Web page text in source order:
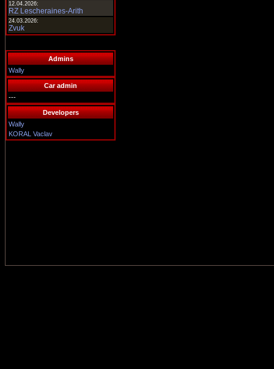
12.04.2026:
RZ Lescheraines-Arith
24.03.2026:
Zvuk
Admins
Wally
Car admin
---
Developers
Wally
KORAL Vaclav